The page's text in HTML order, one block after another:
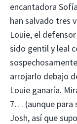
encantadora
han salvado tres
Louie, el
sido gentil y leal
arrojarlo debajo
Louie ganaría.
7… (aunque para
Josh, así que